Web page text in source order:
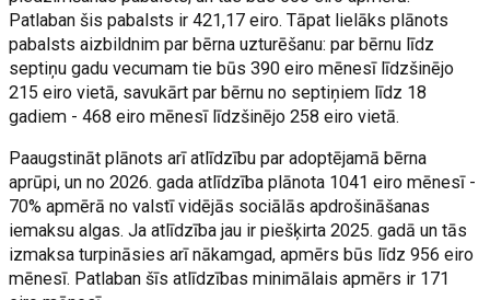
Patlaban šis pabalsts ir 421,17 eiro. Tāpat lielāks plānots
pabalsts aizbildnim par bērna uzturēšanu: par bērnu līdz
septiņu gadu vecumam tie būs 390 eiro mēnesī līdzšinējo
215 eiro vietā, savukārt par bērnu no septiņiem līdz 18
gadiem - 468 eiro mēnesī līdzšinējo 258 eiro vietā.
Paaugstināt plānots arī atlīdzību par adoptējamā bērna
aprūpi, un no 2026. gada atlīdzība plānota 1041 eiro mēnesī -
70% apmērā no valstī vidējās sociālās apdrošināšanas
iemaksu algas. Ja atlīdzība jau ir piešķirta 2025. gadā un tās
izmaksa turpināsies arī nākamgad, apmērs būs līdz 956 eiro
mēnesī. Patlaban šīs atlīdzības minimālais apmērs ir 171